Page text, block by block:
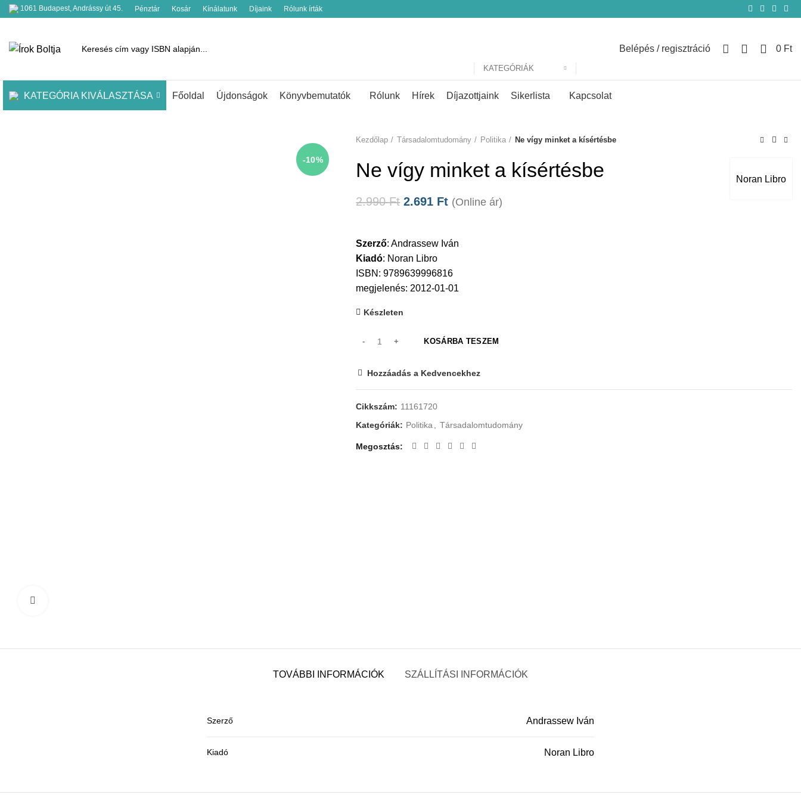
1061 Budapest, Andrássy út 45. Pénztár Kosár Kínálatunk Díjaink Rólunk írták
KATEGÓRIÁK
Belépés / regisztráció 0 Ft
KATEGÓRIA KIVÁLASZTÁSA Főoldal Újdonságok Könyvbemutatók Rólunk Hírek Díjazottjaink Sikerlista Kapcsolat
-10%
Kezdőlap Társadalomtudomány Politika Ne vígy minket a kísértésbe
Noran Libro
Ne vígy minket a kísértésbe
2.990Ft 2.691 Ft (Online ár)
Szerző:Andrassew Iván
Kiadó: Noran Libro
ISBN: 9789639996816
megjelenés: 2012-01-01
Készleten
KOSÁRBA TESZEM
Hozzáadás a Kedvencekhez
Cikkszám: 11161720
Kategóriák: Politika Társadalomtudomány
Megosztás
TOVÁBBI INFORMÁCIÓK SZÁLLÍTÁSI INFORMÁCIÓK
Szerző Andrassew Iván
Kiadó Noran Libro